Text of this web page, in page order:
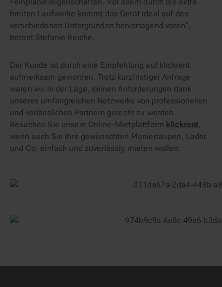
breiten Laufwerke kommt das Gerät ideal auf den
verschiedenen Untergründen hervorragend voran“,
betont Stefanie Reiche.
Der Kunde ist durch eine Empfehlung auf klickrent
aufmerksam geworden. Trotz kurzfristiger Anfrage
waren wir in der Lage, seinen Anforderungen dank
unseres umfangreichen Netzwerks von professionellen
und verlässlichen Partnern gerecht zu werden.
Besuchen Sie unsere Online-Mietplattform klickrent,
wenn auch Sie Ihre gewünschten Planierraupen, Lader
und Co. einfach und zuverlässig mieten wollen.